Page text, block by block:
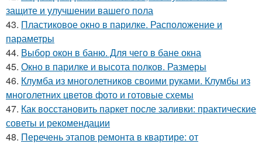
защите и улучшении вашего пола
43. Пластиковое окно в парилке. Расположение и
параметры
44. Выбор окон в баню. Для чего в бане окна
45. Окно в парилке и высота полков. Размеры
46. Клумба из многолетников своими руками. Клумбы из
многолетних цветов фото и готовые схемы
47. Как восстановить паркет после заливки: практические
советы и рекомендации
48. Перечень этапов ремонта в квартире: от